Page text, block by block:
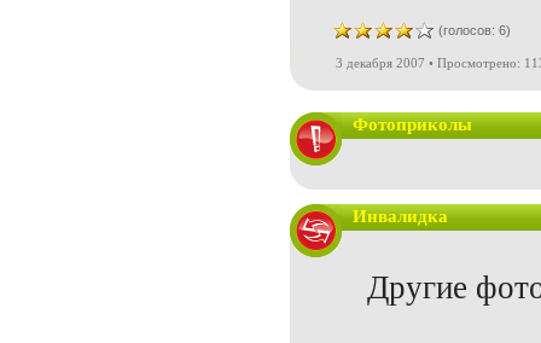
(голосов: 6)
3 декабря 2007 • Просмотрено:
Фотоприколы
Инвалидка
Другие